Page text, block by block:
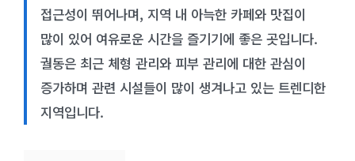
접근성이 뛰어나며, 지역 내 아늑한 카페와 맛집이
많이 있어 여유로운 시간을 즐기기에 좋은 곳입니다.
궐동은 최근 체형 관리와 피부 관리에 대한 관심이
증가하며 관련 시설들이 많이 생겨나고 있는 트렌디한
지역입니다.